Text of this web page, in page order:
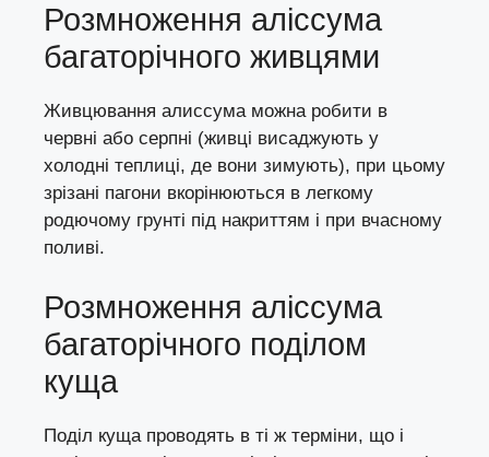
Розмноження аліссума
багаторічного живцями
Живцювання алиссума можна робити в
червні або серпні (живці висаджують у
холодні теплиці, де вони зимують), при цьому
зрізані пагони вкорінюються в легкому
родючому грунті під накриттям і при вчасному
поливі.
Розмноження аліссума
багаторічного поділом
куща
Поділ кущапроводять в ті ж терміни, що і